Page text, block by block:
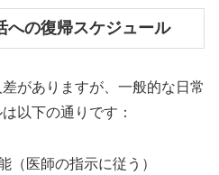
への復帰スケジュール
がありますが、一般的な日常
以下の通りです：
（医師の指示に従う）